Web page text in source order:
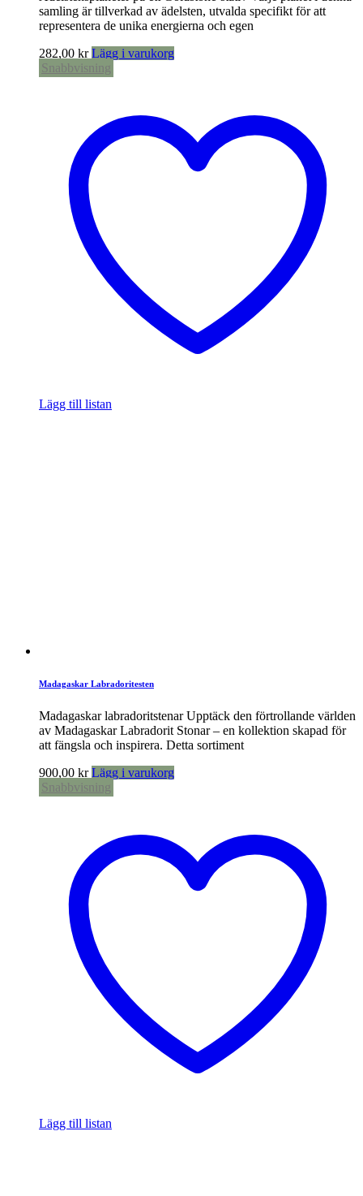
samling är tillverkad av ädelsten, utvalda specifikt för att
representera de unika energierna och egen
282,00 kr Lägg i varukorg
Snabbvisning
Lägg till listan
Madagaskar Labradoritesten
Madagaskar labradoritstenar Upptäck den förtrollande världen
av Madagaskar Labradorit Stonar – en kollektion skapad för
att fängsla och inspirera. Detta sortiment
900,00 kr Lägg i varukorg
Snabbvisning
Lägg till listan